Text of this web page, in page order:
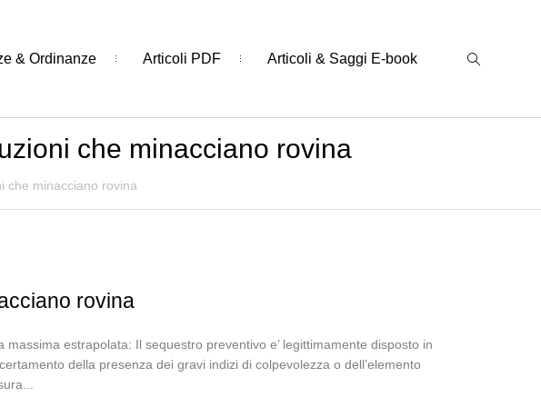
& Ordinanze Articoli PDF Articoli & Saggi E-book
che minacciano rovina
che minacciano rovina
rovina
estrapolata: Il sequestro preventivo e’ legittimamente disposto in
della presenza dei gravi indizi di colpevolezza o dell’elemento